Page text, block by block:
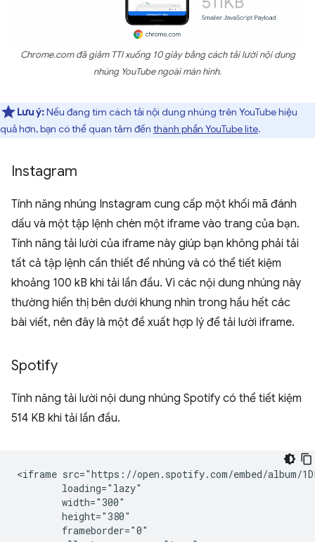
Chrome.com đã giảm TTI xuống 10 giây bằng cách tải lười nội dung
nhúng YouTube ngoài màn hình.
Lưu ý:Nếu đang tìm cách tải nội dung nhúng trên YouTube hiệu
quả hơn, bạn có thể quan tâm đến thành phần YouTube lite.
Instagram
Tính năng nhúng Instagram cung cấp một khối mã đánh
dấu và một tập lệnh chèn một iframe vào trang của bạn.
Tính năng tải lười của iframe này giúp bạn không phải tải
tất cả tập lệnh cần thiết để nhúng và có thể tiết kiệm
khoảng 100 kB khi tải lần đầu. Vì các nội dung nhúng này
thường hiển thị bên dưới khung nhìn trong hầu hết các
bài viết, nên đây là một đề xuất hợp lý để tải lười iframe.
Spotify
Tính năng tải lười nội dung nhúng Spotify có thể tiết kiệm
514 KB khi tải lần đầu.
<iframe src="https://open.spotify.com/embed/album/
        loading="lazy"
        width="300"
        height="380"
        frameborder="0"